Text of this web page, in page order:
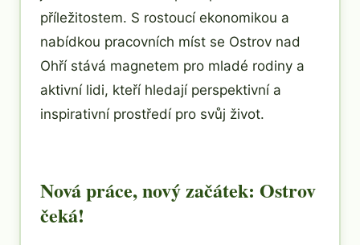
příležitostem. S rostoucí ekonomikou a
nabídkou pracovních míst se Ostrov nad
Ohří stává magnetem pro mladé rodiny a
aktivní lidi, kteří hledají perspektivní a
inspirativní prostředí pro svůj život.
Nová práce, nový začátek: Ostrov
čeká!